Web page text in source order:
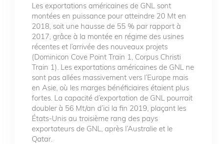
Les exportations américaines de GNL sont
montées en puissance pour atteindre 20 Mt en
2018, soit une hausse de 55 % par rapport à
2017, grâce à la montée en régime des usines
récentes et l’arrivée des nouveaux projets
(Dominicon Cove Point Train 1, Corpus Christi
Train 1). Les exportations américaines de GNL ne
sont pas allées massivement vers l’Europe mais
en Asie, où les marges bénéficiaires étaient plus
fortes. La capacité d’exportation de GNL pourrait
doubler à 56 Mt/an d’ici la fin 2019, plaçant les
États-Unis au troisième rang des pays
exportateurs de GNL, après l’Australie et le
Qatar.